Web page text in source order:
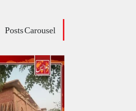
Posts Carousel